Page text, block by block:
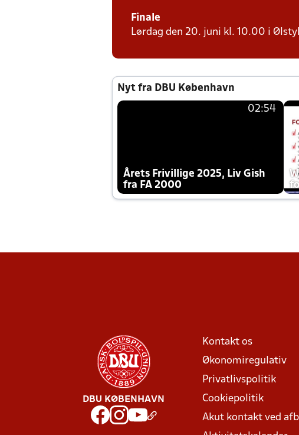
Finale
Lørdag den 20. juni kl. 10.00 i
Nyt fra DBU København
02:54
Årets Frivillige 2025, Liv Gish
fra FA 2000
DBU KØBENHAVN
Kontakt os
Økonomiregulativ
Privatlivspolitik
Cookiepolitik
Akut kontakt ved